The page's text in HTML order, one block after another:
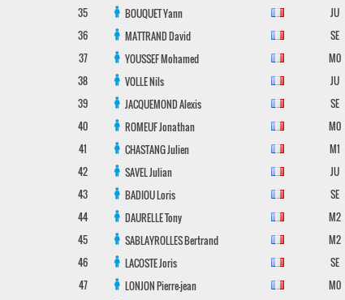
35
BOUQUETYann JU
36
MATTRANDDavid SE
37
YOUSSEFMohamed M0
38
VOLLENils JU
39
JACQUEMONDAlexis SE
40
ROMEUFJonathan M0
41
CHASTANGJulien M1
42
SAVELJulian JU
43
BADIOULoris SE
44
DAURELLETony M2
45
SABLAYROLLESBertrand M2
46
LACOSTEJoris SE
47
LONJONPierre-jean M0